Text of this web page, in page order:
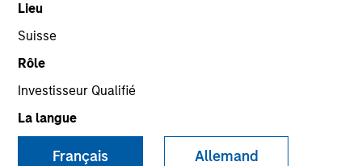
Lieu
Suisse
Rôle
Investisseur Qualifié
La langue
Français Allemand
Global Liquidity
We offer investments across the world’s liquidity markets